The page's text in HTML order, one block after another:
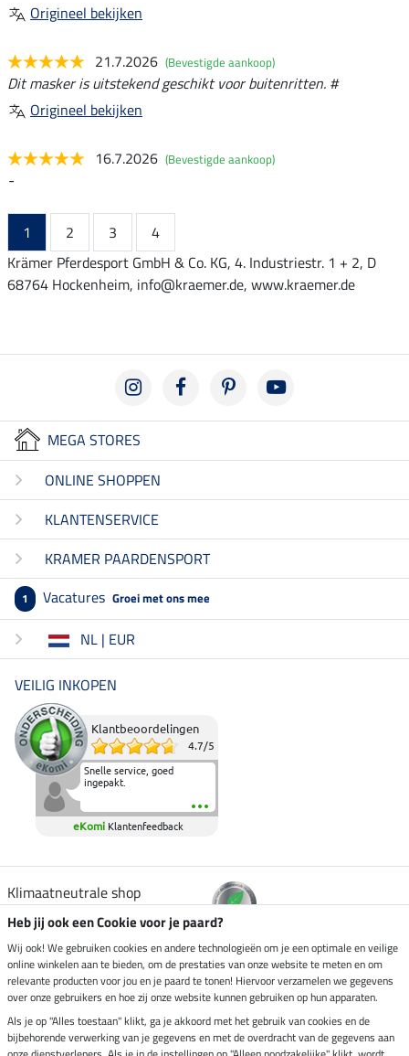
Origineel bekijken
21.7.2026 (Bevestigde aankoop)
Dit masker is uitstekend geschikt voor buitenritten. #
Origineel bekijken
16.7.2026 (Bevestigde aankoop)
-
1 2 3
4
Krämer Pferdesport GmbH & Co. KG, 4. Industriestr. 1 + 2, D
68764 Hockenheim, info@kraemer.de, www.kraemer.de
MEGA STORES
ONLINE SHOPPEN
KLANTENSERVICE
KRAMER PAARDENSPORT
1 Vacatures Groei met ons mee
NL | EUR
VEILIG INKOPEN
Klantbeoordelingen
4.7/5
Snelle service, goed
ingepakt.
eKomi Klantenfeedback
Klimaatneutrale shop
Verzending per
Veilig betalen met
Heb jij ook een Cookie voor je paard?
Wij ook! We gebruiken cookies en andere technologieën om je een optimale en veilige
online winkelen aan te bieden, om de prestaties van onze website te meten en om
relevante producten voor jou en je paard te tonen! Hiervoor verzamelen we gegevens
over onze gebruikers en hoe zij onze website kunnen gebruiken op hun apparaten.
Als je op "Alles toestaan" klikt, ga je akkoord met het gebruik van cookies en de
bijbehorende verwerking van je gegevens en met de overdracht van de gegevens aan